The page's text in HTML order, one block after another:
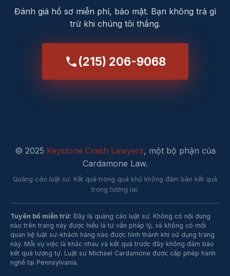
Đánh giá hồ sơ miễn phí, bảo mật. Bạn không trả gì
trừ khi chúng tôi thắng.
(215) 206-9068
© 2025 Keystone Crash Lawyers, một bộ phận của
Cardamone Law.
Quảng cáo luật sư. Kết quả trong quá khứ không đảm bảo kết quả
trong tương lai.
Tuyên bố miễn trừ: Đây là quảng cáo luật sư. Không có nội dung
nào trên trang này được hiểu là tư vấn pháp lý, và không có mối
quan hệ luật sư-khách hàng nào được hình thành khi sử dụng trang
này. Mỗi vụ việc là khác nhau và kết quả trước đây không đảm bảo
kết quả tương tự. Luật sư Michael Cardamone được cấp phép hành
nghề tại Pennsylvania.